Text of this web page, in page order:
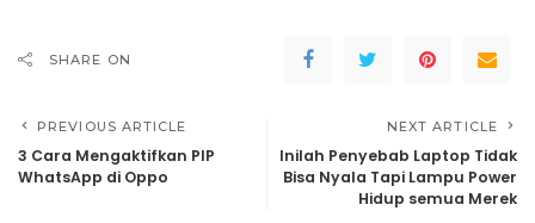
SHARE ON
PREVIOUS ARTICLE
3 Cara Mengaktifkan PIP
WhatsApp di Oppo
NEXT ARTICLE
Inilah Penyebab Laptop Tidak
Bisa Nyala Tapi Lampu Power
Hidup semua Merek